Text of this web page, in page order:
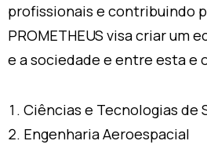
profissionais e contribuindo
PROMETHEUS visa criar
e a sociedade e entre esta
Ciências e Tecnologias de
Engenharia Aeroespacial